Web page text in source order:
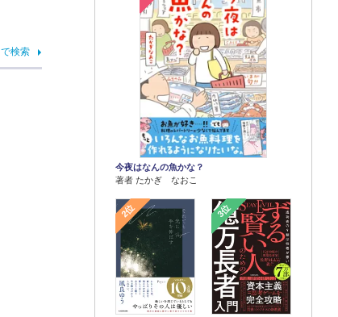
今夜はなんの魚かな？
著者 たかぎ なおこ
2位 3位
検索